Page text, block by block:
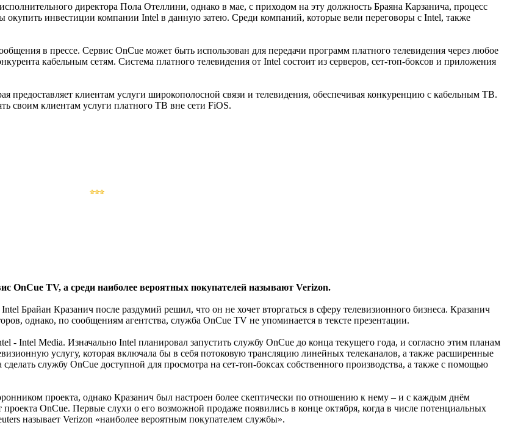
директора Пола Отеллини, однако в мае, с приходом на эту должность Браяна Карзанича, процесс
окупить инвестиции компании Intel в данную затею. Среди компаний, которые вели переговоры с Intel, также
в прессе. Сервис OnCue может быть использован для передачи программ платного телевидения через любое
кабельным сетям. Система платного телевидения от Intel состоит из серверов, сет-топ-боксов и приложения
предоставляет клиентам услуги широкополосной связи и телевидения, обеспечивая конкуренцию с кабельным ТВ.
своим клиентам услуги платного ТВ вне сети FiOS.
OnCue TV, а среди наиболее вероятных покупателей называют Verizon.
Брайан Кразанич после раздумий решил, что он не хочет вторгаться в сферу телевизионного бизнеса. Кразанич
однако, по сообщениям агентства, служба OnCue TV не упоминается в тексте презентации.
- Intel Media. Изначально Intel планировал запустить службу OnCue до конца текущего года, и согласно этим планам
услугу, которая включала бы в себя потоковую трансляцию линейных телеканалов, а также расширенные
службу OnCue доступной для просмотра на сет-топ-боксах собственного производства, а также с помощью
проекта, однако Кразанич был настроен более скептически по отношению к нему – и с каждым днём
OnCue. Первые слухи о его возможной продаже появились в конце октября, когда в числе потенциальных
называет Verizon «наиболее вероятным покупателем службы».